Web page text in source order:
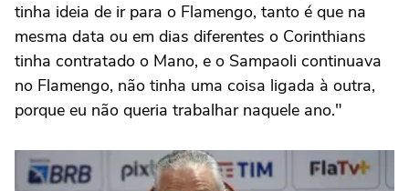
tinha ideia de ir para o Flamengo, tanto é que na
mesma data ou em dias diferentes o Corinthians
tinha contratado o Mano, e o Sampaoli continuava
no Flamengo, não tinha uma coisa ligada à outra,
porque eu não queria trabalhar naquele ano."